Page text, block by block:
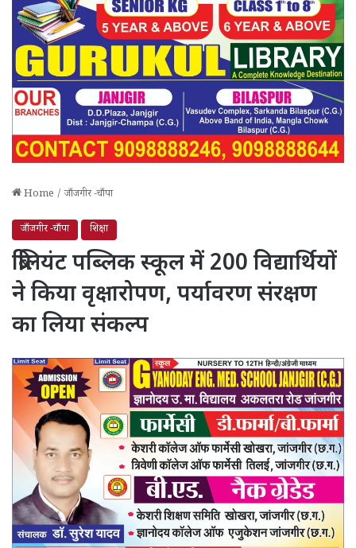
Home / जाँजगीर -चाँपा
जाँजगीर -चाँपा शिक्षा
ब्रिलियंट पब्लिक स्कूल में 200 विद्यार्थियों
ने किया वृक्षारोपण, पर्यावरण संरक्षण
का लिया संकल्प